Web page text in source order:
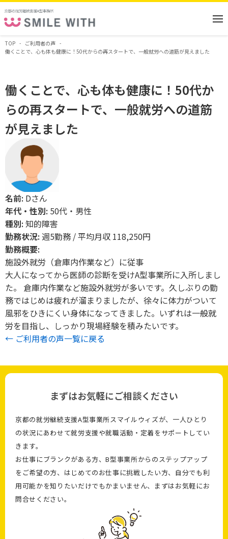
TOP
ご利用者の声
働くことで、心も体も健康に！50代からの再スタートで、一般就労への道筋が見えました
働くことで、心も体も健康に！50代か
らの再スタートで、一般就労への道筋
が見えました
名前: Dさん
年代・性別: 50代・男性
種別: 知的障害
勤務状況: 週5勤務 / 平均月収 118,250円
勤務概要:
施設外就労（倉庫内作業など）に従事
大人になってから医師の診断を受けA型事業所に入所しまし
た。 倉庫内作業など施設外就労が多いです。久しぶりの勤
務ではじめは疲れが溜まりましたが、徐々に体力がついて
風邪をひきにくい身体になってきました。いずれは一般就
労を目指し、しっかり現場経験を積みたいです。
← ご利用者の声一覧に戻る
まずはお気軽にご相談ください
京都の就労継続支援A型事業所スマイルウィズが、一人ひとり
の状況にあわせて就労支援や就職活動・定着をサポートしてい
きます。
お仕事にブランクがある方、B型事業所からのステップアップ
をご希望の方、はじめてのお仕事に挑戦したい方、自分でも利
用可能かを知りたいだけでもかまいません、まずはお気軽にお
問合せください。